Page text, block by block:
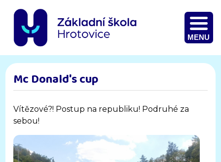
MENU
Mc Donald's cup
Vítězové?! Postup na republiku! Podruhé za
sebou!